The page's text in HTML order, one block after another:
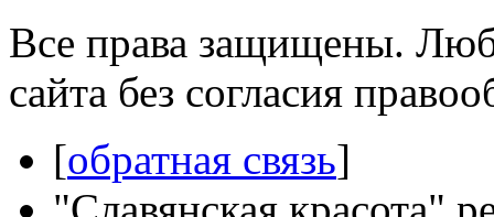
Все права защищены.
сайта без согласия
[обратная связь]